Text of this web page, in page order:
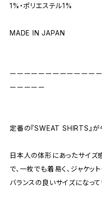
1%・ポリエステル1%
MADE IN JAPAN
ーーーーーーーーーーーー
ーーーーー
定番の『SWEAT SHIRTS』が
日本人の体形にあったサイズ
で、一枚でも着易く、ジャケ
バランスの良いサイズになって